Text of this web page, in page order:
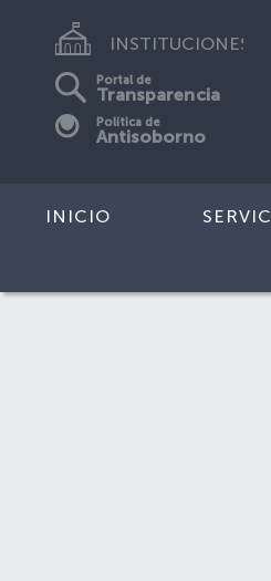
INSTITUCIONES
Portal de
Transparencia
Política de
Antisoborno
INICIO